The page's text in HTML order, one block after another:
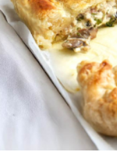
8 20 λεπτά 50